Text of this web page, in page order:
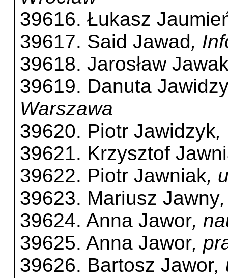
39616. Łukasz
39617. Said Jawad,
39618. Jarosław
39619. Danuta
Warszawa
39620. Piotr Jawidzyk,
39621. Krzysztof
39622. Piotr Jawniak,
39623. Mariusz Jawny
39624. Anna Jawor,
39625. Anna Jawor,
39626. Bartosz Jawor,